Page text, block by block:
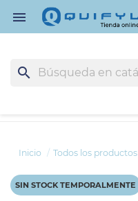

search
Inicio Todos los productos
SIN STOCK TEMPORALMENTE